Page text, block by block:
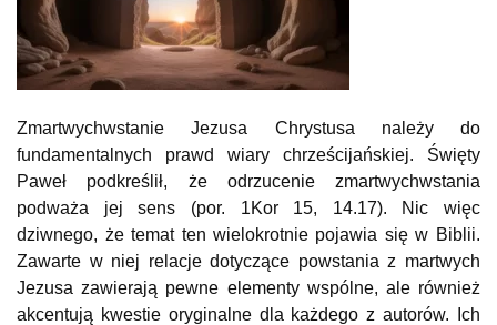
Zmartwychwstanie Jezusa Chrystusa należy do
fundamentalnych prawd wiary chrześcijańskiej. Święty
Paweł podkreślił, że odrzucenie zmartwychwstania
podważa jej sens (por. 1Kor 15, 14.17). Nic więc
dziwnego, że temat ten wielokrotnie pojawia się w Biblii.
Zawarte w niej relacje dotyczące powstania z martwych
Jezusa zawierają pewne elementy wspólne, ale również
akcentują kwestie oryginalne dla każdego z autorów. Ich